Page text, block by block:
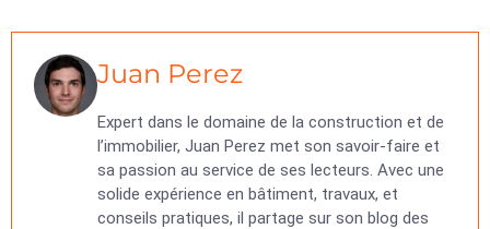
Juan Perez
Expert dans le domaine de la construction et de
l’immobilier, Juan Perez met son savoir-faire et
sa passion au service de ses lecteurs. Avec une
solide expérience en bâtiment, travaux, et
conseils pratiques, il partage sur son blog des